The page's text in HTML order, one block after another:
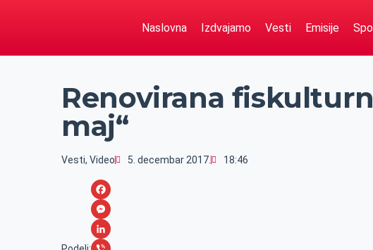
Naslovna Izdvajamo Vesti Emisije
Renovirana
maj“
Vesti,Video 5. decembar 2017. 18:46
F
aM